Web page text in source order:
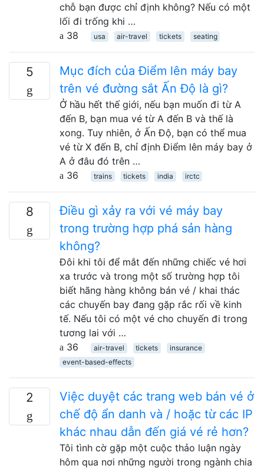
chỗ bạn được chỉ định không? Nếu có một
lối đi trống khi …
38
usa air-travel tickets seating
5
Mục đích của Điểm lên máy bay
trên vé đường sắt Ấn Độ là gì?
Ở hầu hết thế giới, nếu bạn muốn đi từ A
đến B, bạn mua vé từ A đến B và thế là
xong. Tuy nhiên, ở Ấn Độ, bạn có thể mua
vé từ X đến B, chỉ định Điểm lên máy bay ở
A ở đâu đó trên …
36
trains tickets india irctc
8
Điều gì xảy ra với vé máy bay
trong trường hợp phá sản hàng
không?
Đôi khi tôi để mắt đến những chiếc vé hơi
xa trước và trong một số trường hợp tôi
biết hãng hàng không bán vé / khai thác
các chuyến bay đang gặp rắc rối về kinh
tế. Nếu tôi có một vé cho chuyến đi trong
tương lai với …
36
air-travel tickets
insurance
event-based-effects
2
Việc duyệt các trang web bán vé ở
chế độ ẩn danh và / hoặc từ các IP
khác nhau dẫn đến giá vé rẻ hơn?
Tôi tình cờ gặp một cuộc thảo luận ngày
hôm qua nơi những người trong ngành chia